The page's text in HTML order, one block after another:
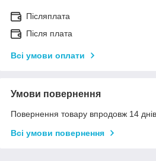
Післяплата
Після плата
Всі умови оплати
Умови повернення
Повернення товару впродовж 14
Всі умови повернення